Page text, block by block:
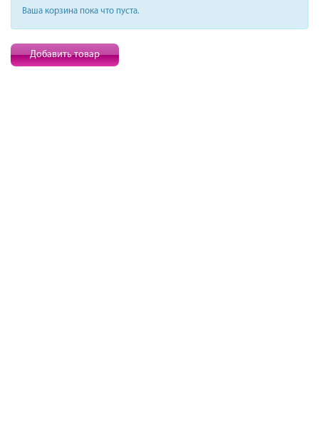
Ваша корзина пока что пуста.
Добавить товар